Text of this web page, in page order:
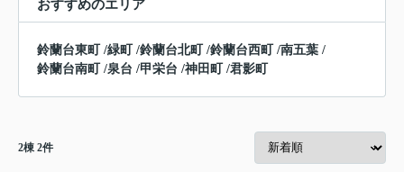
おすすめのエリア
鈴蘭台東町 /緑町 /鈴蘭台北町 /鈴蘭台西町 /南五葉 /
鈴蘭台南町
/泉台 /甲栄台 /神田町 /君影町
2棟 2件